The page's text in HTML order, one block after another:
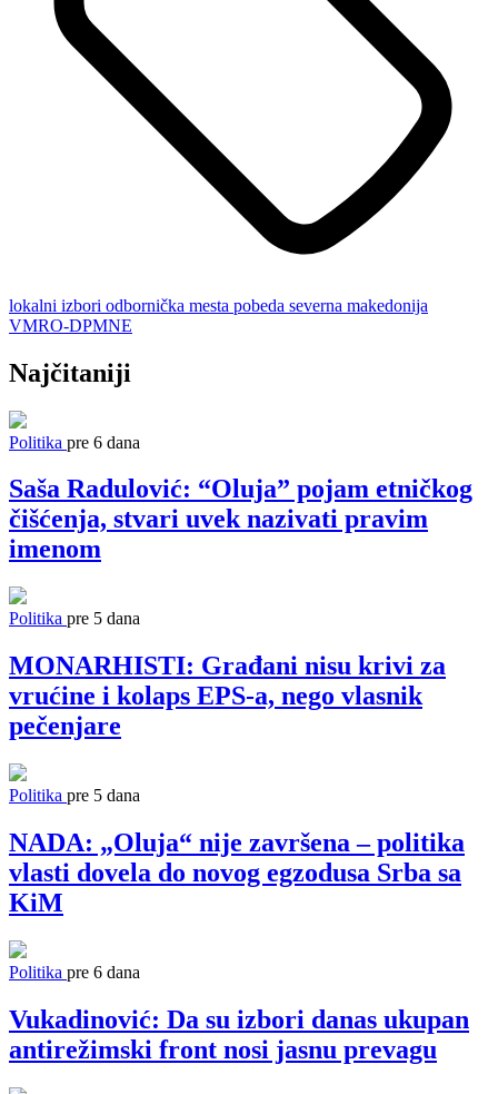
lokalni izbori odbornička mesta pobeda severna makedonija
VMRO-DPMNE
Najčitaniji
Politika pre 6 dana
Saša Radulović: “Oluja” pojam etničkog
čišćenja, stvari uvek nazivati pravim
imenom
Politika pre 5 dana
MONARHISTI: Građani nisu krivi za
vrućine i kolaps EPS-a, nego vlasnik
pečenjare
Politika pre 5 dana
NADA: „Oluja“ nije završena – politika
vlasti dovela do novog egzodusa Srba sa
KiM
Politika pre 6 dana
Vukadinović: Da su izbori danas ukupan
antirežimski front nosi jasnu prevagu